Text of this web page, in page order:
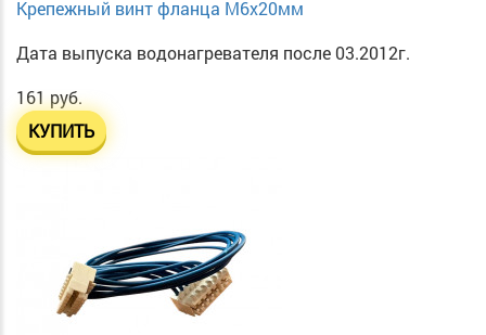
Крепежный винт фланца М6х20мм
Дата выпуска водонагревателя после 03.2012г.
161 руб.
КУПИТЬ